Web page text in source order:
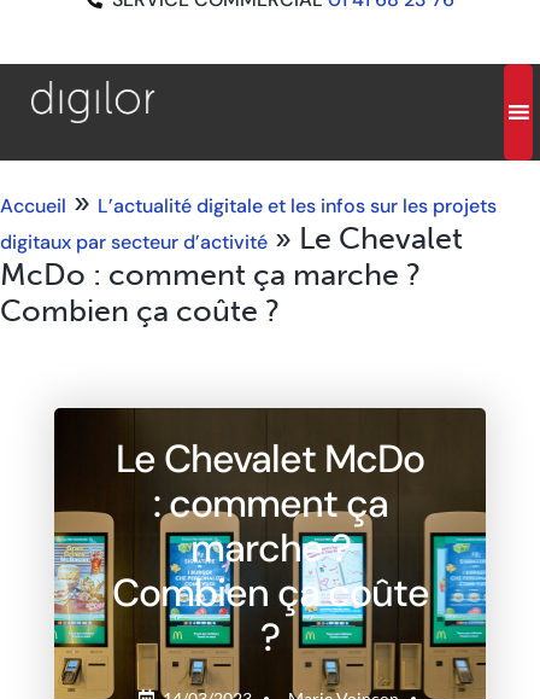
Accueil » L’actualité digitale et les infos sur les projets
digitaux par secteur d’activité » Le Chevalet
McDo : comment ça marche ?
Combien ça coûte ?
Le Chevalet McDo
: comment ça
marche ?
Combien ça coûte
?